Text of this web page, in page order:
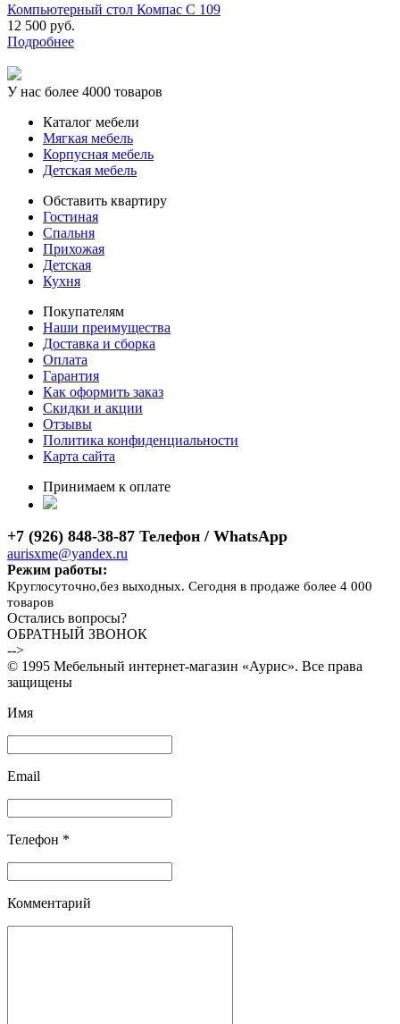
Компьютерный стол Компас С 109
12 500 руб.
Подробнее
У нас более 4000 товаров
Каталог мебели
Мягкая мебель
Корпусная мебель
Детская мебель
Обставить квартиру
Гостиная
Спальня
Прихожая
Детская
Кухня
Покупателям
Наши преимущества
Доставка и сборка
Оплата
Гарантия
Как оформить заказ
Скидки и акции
Отзывы
Политика конфиденциальности
Карта сайта
Принимаем к оплате
+7 (926) 848-38-87 Телефон / WhatsApp
aurisxme@yandex.ru
Режим работы:
Круглосуточно,без выходных. Сегодня в продаже более 4 000
товаров
Остались вопросы?
ОБРАТНЫЙ ЗВОНОК
-->
© 1995 Мебельный интернет-магазин «Аурис». Все права
защищены
Имя
Email
Телефон *
Комментарий